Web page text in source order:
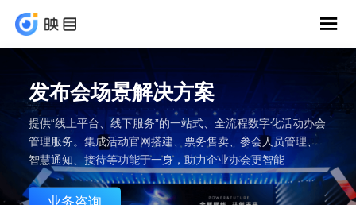
发布会场景解决方案
提供“线上平台、线下服务”的一站式、全流程数字化活动办会
管理服务。集成活动官网搭建、票务售卖、参会人员管理、
智慧通知、接待等功能于一身，助力企业办会更智能